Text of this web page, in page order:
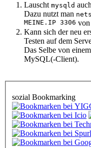
Lauscht mysqld
Dazu nutzt man
MEINE.IP 3306 von
Kann sich der neu
Testen auf dem
Das Selbe von
MySQL(-Client).
sozial Bookmarking